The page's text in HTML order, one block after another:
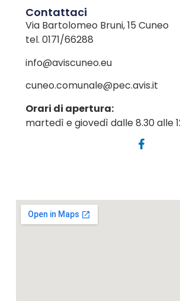
Contattaci
Via Bartolomeo Bruni, 15 Cuneo
tel. 0171/66288
info@aviscuneo.eu
cuneo.comunale@pec.avis.it
Orari di apertura:
martedì e giovedì dalle 8.30 alle